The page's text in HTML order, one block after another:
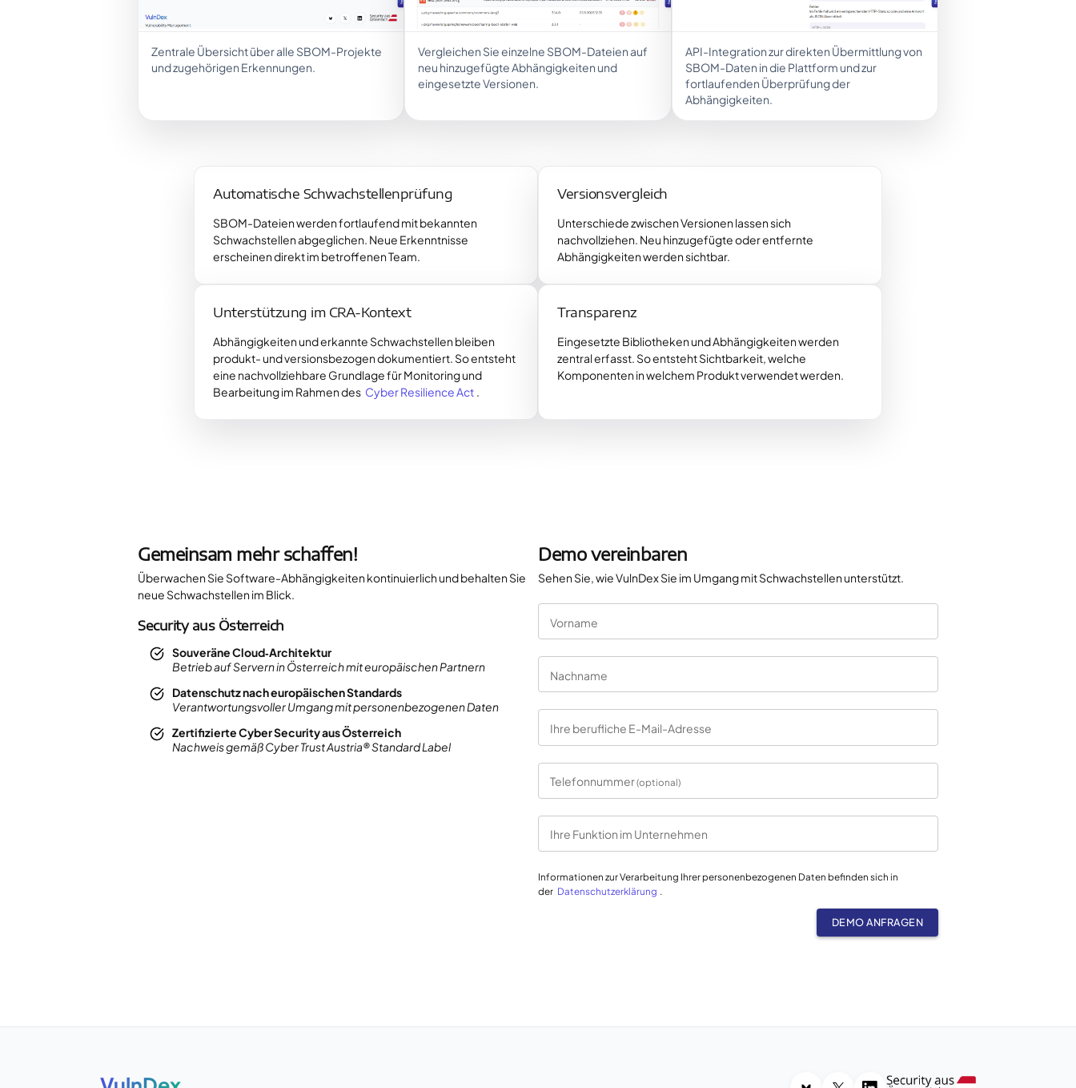
Zentrale Übersicht über alle SBOM-Projekte
und zugehörigen Erkennungen.
Vergleichen Sie einzelne SBOM-Dateien auf
neu hinzugefügte Abhängigkeiten und
eingesetzte Versionen.
API-Integration zur direkten Übermittlung von
SBOM-Daten in die Plattform und zur
fortlaufenden Überprüfung der
Abhängigkeiten.
Automatische Schwachstellenprüfung
SBOM-Dateien werden fortlaufend mit bekannten
Schwachstellen abgeglichen. Neue Erkenntnisse
erscheinen direkt im betroffenen Team.
Versionsvergleich
Unterschiede zwischen Versionen lassen sich
nachvollziehen. Neu hinzugefügte oder entfernte
Abhängigkeiten werden sichtbar.
Unterstützung im CRA-Kontext
Abhängigkeiten und erkannte Schwachstellen bleiben
produkt- und versionsbezogen dokumentiert. So entsteht
eine nachvollziehbare Grundlage für Monitoring und
Bearbeitung im Rahmen des Cyber Resilience Act .
Transparenz
Eingesetzte Bibliotheken und Abhängigkeiten werden
zentral erfasst. So entsteht Sichtbarkeit, welche
Komponenten in welchem Produkt verwendet werden.
Gemeinsam mehr schaffen!
Überwachen Sie Software-Abhängigkeiten kontinuierlich und behalten Sie
neue Schwachstellen im Blick.
Security aus Österreich
Souveräne Cloud‑Architektur
Betrieb auf Servern in Österreich mit europäischen Partnern
Datenschutz nach europäischen Standards
Verantwortungsvoller Umgang mit personenbezogenen Daten
Zertifizierte Cyber Security aus Österreich
Nachweis gemäß Cyber Trust Austria® Standard Label
Demo vereinbaren
Sehen Sie, wie VulnDex Sie im Umgang mit Schwachstellen unterstützt.
Vorname
Nachname
Ihre berufliche E-Mail-Adresse
Telefonnummer(optional)
Ihre Funktion im Unternehmen
Informationen zur Verarbeitung Ihrer personenbezogenen Daten befinden sich in
der Datenschutzerklärung .
DEMO ANFRAGEN